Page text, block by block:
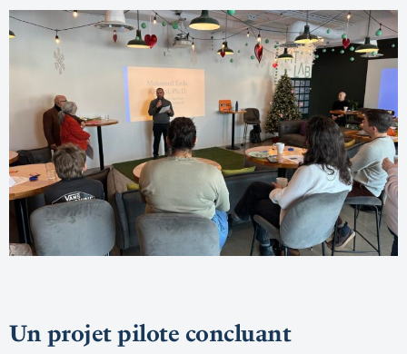
Un projet pilote concluant